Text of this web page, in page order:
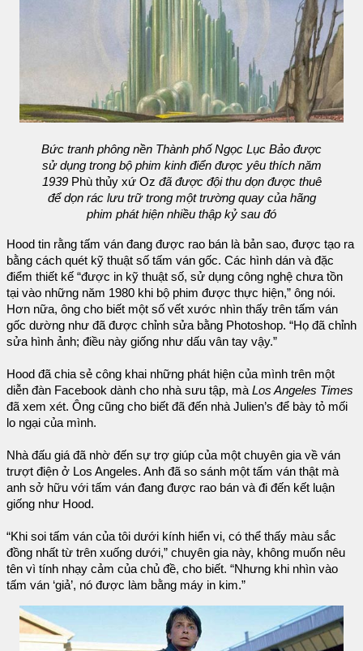
Bức tranh phông nền Thành phố Ngọc Lục Bảo được
sử dụng trong bộ phim kinh điển được yêu thích năm
1939 Phù thủy xứ Oz đã được đội thu dọn được thuê
để dọn rác lưu trữ trong một trường quay của hãng
phim phát hiện nhiều thập kỷ sau đó
Hood tin rằng tấm ván đang được rao bán là bản sao, được tạo ra
bằng cách quét kỹ thuật số tấm ván gốc. Các hình dán và đặc
điểm thiết kế “được in kỹ thuật số, sử dụng công nghệ chưa tồn
tại vào những năm 1980 khi bộ phim được thực hiện,” ông nói.
Hơn nữa, ông cho biết một số vết xước nhìn thấy trên tấm ván
gốc dường như đã được chỉnh sửa bằng Photoshop. “Họ đã chỉnh
sửa hình ảnh; điều này giống như dấu vân tay vậy.”
Hood đã chia sẻ công khai những phát hiện của mình trên một
diễn đàn Facebook dành cho nhà sưu tập, mà Los Angeles Times
đã xem xét. Ông cũng cho biết đã đến nhà Julien’s để bày tỏ mối
lo ngại của mình.
Nhà đấu giá đã nhờ đến sự trợ giúp của một chuyên gia về ván
trượt điện ở Los Angeles. Anh đã so sánh một tấm ván thật mà
anh sở hữu với tấm ván đang được rao bán và đi đến kết luận
giống như Hood.
“Khi soi tấm ván của tôi dưới kính hiển vi, có thể thấy màu sắc
đồng nhất từ trên xuống dưới,” chuyên gia này, không muốn nêu
tên vì tính nhạy cảm của chủ đề, cho biết. “Nhưng khi nhìn vào
tấm ván ‘giả’, nó được làm bằng máy in kim.”